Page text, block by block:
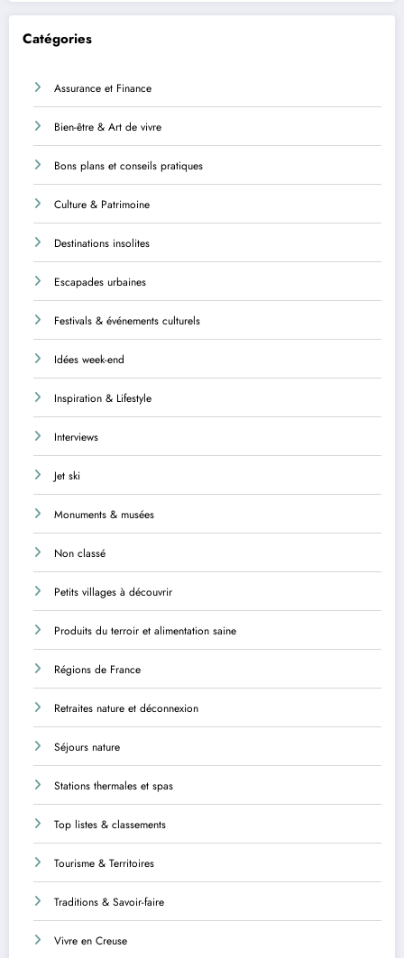
Catégories
Assurance et Finance
Bien-être & Art de vivre
Bons plans et conseils pratiques
Culture & Patrimoine
Destinations insolites
Escapades urbaines
Festivals & événements culturels
Idées week-end
Inspiration & Lifestyle
Interviews
Jet ski
Monuments & musées
Non classé
Petits villages à découvrir
Produits du terroir et alimentation saine
Régions de France
Retraites nature et déconnexion
Séjours nature
Stations thermales et spas
Top listes & classements
Tourisme & Territoires
Traditions & Savoir-faire
Vivre en Creuse